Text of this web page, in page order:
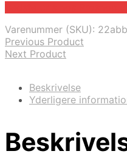
Varenummer (SKU):
Previous Product
Next Product
Beskrivelse
Yderligere